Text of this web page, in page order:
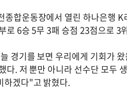
종합운동장에서 열린 하나은행
로 6승 5무 3패 승점 23점으로 3
경기를 보면 우리에게 기회가
다. 저 뿐만 아니라 선수단 모두
하겠다"고 밝혔다.